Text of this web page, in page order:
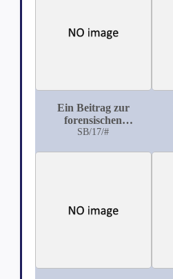
Ein Beitrag zur
forensischen
Bedeutung der
SB/17/#